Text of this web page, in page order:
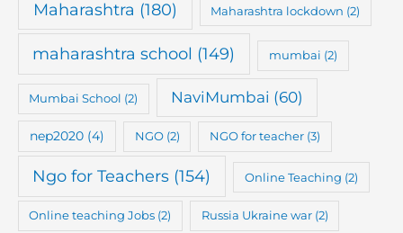
Maharashtra (180) Maharashtra lockdown (2)
maharashtra school (149) mumbai (2)
Mumbai School (2) NaviMumbai (60)
nep2020(4) NGO(2) NGO for teacher (3)
Ngo for Teachers (154) Online Teaching (2)
Online teaching Jobs (2) Russia Ukraine war(2)